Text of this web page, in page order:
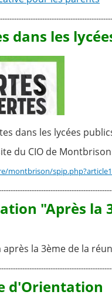
dans les
dans les lycées
du CIO de
montbrison/
"Après la
la 3ème de la
d'Orientation